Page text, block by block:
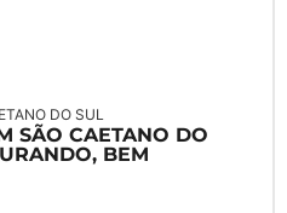
DO SUL
SÃO CAETANO DO
BEM